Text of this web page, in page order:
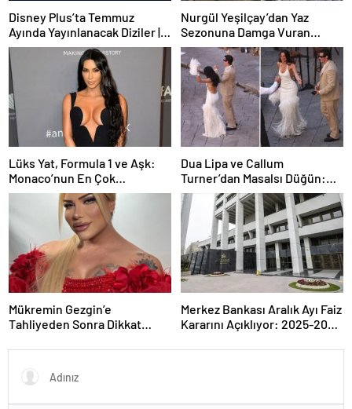
Disney Plus’ta Temmuz
Ayında Yayınlanacak Diziler |
2026 Güncel Yayın Takvimi
Nurgül Yeşilçay’dan Yaz
Sezonuna Damga Vuran
Paylaşım
Lüks Yat, Formula 1 ve Aşk:
Monaco’nun En Çok
Konuşulan Çifti
Dua Lipa ve Callum
Turner’dan Masalsı Düğün:
Maliyeti Dudak Uçuklattı
Mükremin Gezgin’e
Tahliyeden Sonra Dikkat
Merkez Bankası Aralık Ayı Faiz
Kararını Açıklıyor: 2025-2026